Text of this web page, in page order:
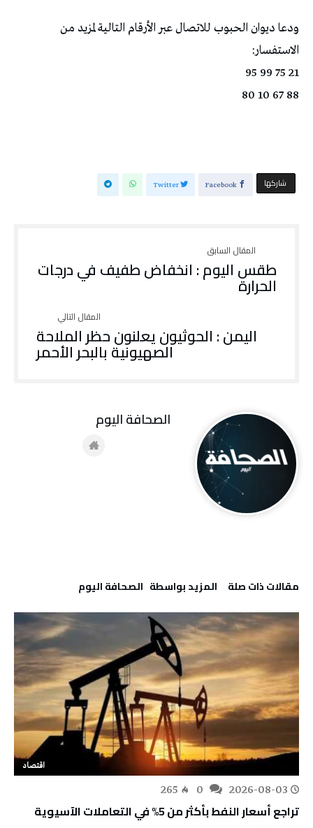
ودعا ديوان الحبوب للاتصال عبر الأرقام التالية لمزيد من
الاستفسار:
21 75 99 95
88 67 10 80
‫‫ شاركها‬ Facebook
Twitter
طقس اليوم : انخفاض طفيف في درجات
الحرارة
اليمن : الحوثيون يعلنون حظر الملاحة
الصهيونية بالبحر الأحمر
‫مقالات ذات صلة‬ ‫‫المزيد بواسطة‬ ‬ ‭ ‬الصحافة‭ ‬اليوم
اقتصاد
2026-08-03
265
تراجع أسعار النفط بأكثر من 5% في التعاملات الآسيوية